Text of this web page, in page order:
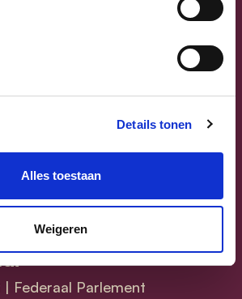
Details tonen
Alles toestaan
Weigeren
Federaal Parlement
Next